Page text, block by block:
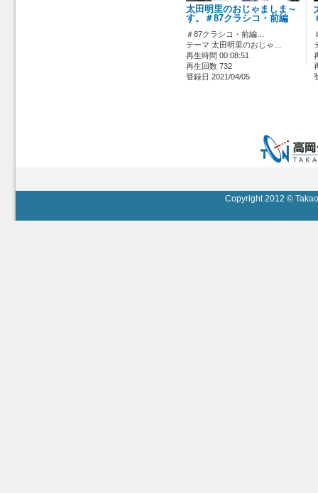
太田明里のおじゃましま～
す。＃87クラシコ・前編
＃87クラシコ・前編…
テーマ 太田明里のおじゃ…
再生時間 00:08:51
再生回数 732
登録日 2021/04/05
Copyright 2012 ©